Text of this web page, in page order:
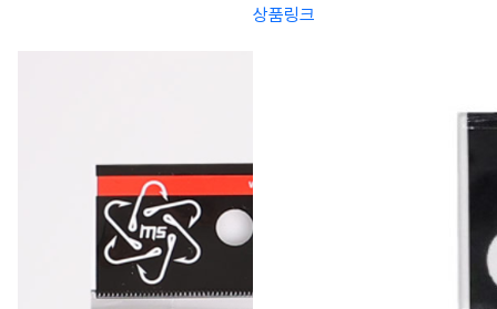
상품링크